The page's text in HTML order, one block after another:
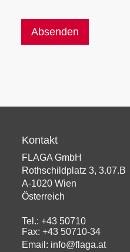
Kontakt
FLAGA GmbH
Rothschildplatz 3, 3.07.B
A-1020 Wien
Österreich
Tel.: +43 50710
Fax: +43 50710-34
Email: info@flaga.at